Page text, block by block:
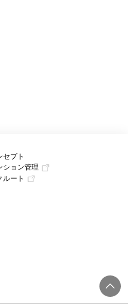
セプト
ション管理
ルート